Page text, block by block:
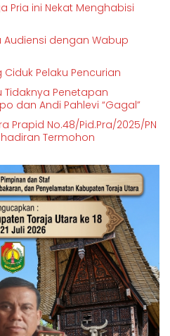
Pria ini Nekat Menghabisi
Audiensi dengan Wabup
Pelaku Pencurian
Tidaknya Penetapan
dan Andi Pahlevi “Gagal”
Prapid No.48/Pid.Pra/2025/PN
Termohon